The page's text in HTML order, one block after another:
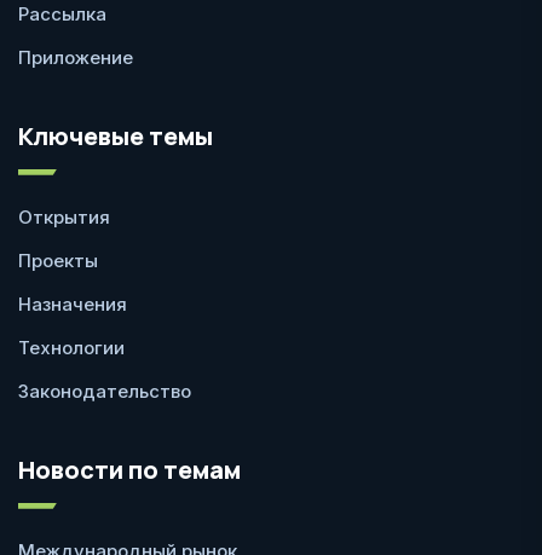
Рассылка
Приложение
Ключевые темы
Открытия
Проекты
Назначения
Технологии
Законодательство
Новости по темам